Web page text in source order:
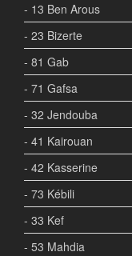
- 13 Ben Arous
- 23 Bizerte
- 81 Gab
- 71 Gafsa
- 32 Jendouba
- 41 Kairouan
- 42 Kasserine
- 73 Kébili
- 33 Kef
- 53 Mahdia